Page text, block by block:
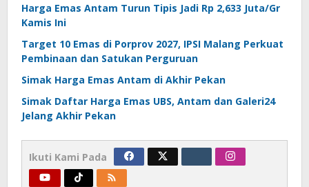
Harga Emas Antam Turun Tipis Jadi Rp 2,633 Juta/Gr
Kamis Ini
Target 10 Emas di Porprov 2027, IPSI Malang Perkuat
Pembinaan dan Satukan Perguruan
Simak Harga Emas Antam di Akhir Pekan
Simak Daftar Harga Emas UBS, Antam dan Galeri24
Jelang Akhir Pekan
Ikuti Kami Pada